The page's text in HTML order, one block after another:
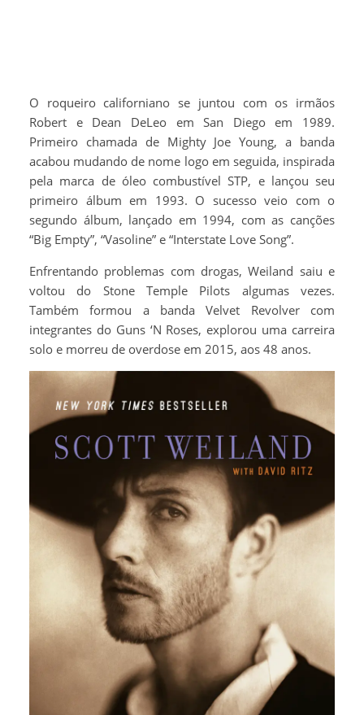
O roqueiro californiano se juntou com os irmãos
Robert e Dean DeLeo em San Diego em 1989.
Primeiro chamada de Mighty Joe Young, a banda
acabou mudando de nome logo em seguida, inspirada
pela marca de óleo combustível STP, e lançou seu
primeiro álbum em 1993. O sucesso veio com o
segundo álbum, lançado em 1994, com as canções
“Big Empty”, “Vasoline” e “Interstate Love Song”.
Enfrentando problemas com drogas, Weiland saiu e
voltou do Stone Temple Pilots algumas vezes.
Também formou a banda Velvet Revolver com
integrantes do Guns ‘N Roses, explorou uma carreira
solo e morreu de overdose em 2015, aos 48 anos.